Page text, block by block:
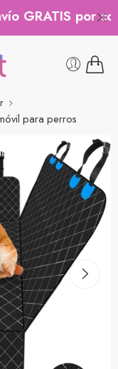
GRATIS por
para perros